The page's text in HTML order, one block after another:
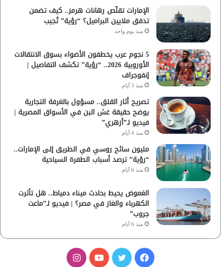
الإمارات تقلّص رهانات هرمز.. كيف تضمن
تدفق ملايين البراميل؟ “رؤية” تُجيب
منذ يوم واحد
5 نجوم عرب يخطفون الأضواء بسوق الانتقالات
الأوروبية 2026.. “رؤية” تكشف التفاصيل |
إنفوجراف
منذ 3 أيام
تصريح أثار القلق.. مسؤول بالغرفة التجارية
يوضح حقيقة غش البن في الأسواق المصرية |
فيديو لـ”أزهري”
منذ 4 أيام
مليون سائح روسي في الطريق إلى الإمارات..
“رؤية” ترصد أسباب الطفرة السياحية
منذ 6 أيام
الغموض يحيط بحادث ميناء دمياط.. هل تأثرت
الكهرباء والغاز في مصر؟ | فيديو لـ”ماعت
جروب”
منذ 6 أيام